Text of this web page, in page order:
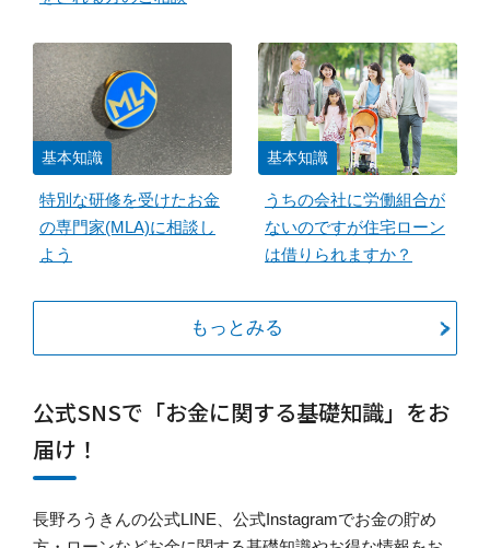
基本知識
特別な研修を受けたお金
の専門家(MLA)に相談し
よう
基本知識
うちの会社に労働組合が
ないのですが住宅ローン
は借りられますか？
もっとみる
公式SNSで「お金に関する基礎知識」をお
届け！
長野ろうきんの公式LINE、公式Instagramでお金の貯め